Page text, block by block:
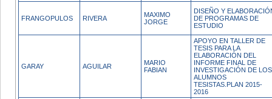
FRANGOPULOS RIVERA
MAXIMO
JORGE
DISEÑO Y
DE PROGRAMAS DE
ESTUDIO
GARAY AGUILAR
MARIO
FABIAN
APOYO EN TALLER DE
TESIS PARA LA
ELABORACIÓN DEL
INFORME FINAL DE
INVESTIGACIÓN DE LOS
ALUMNOS
TESISTAS.PLAN 2015-
2016